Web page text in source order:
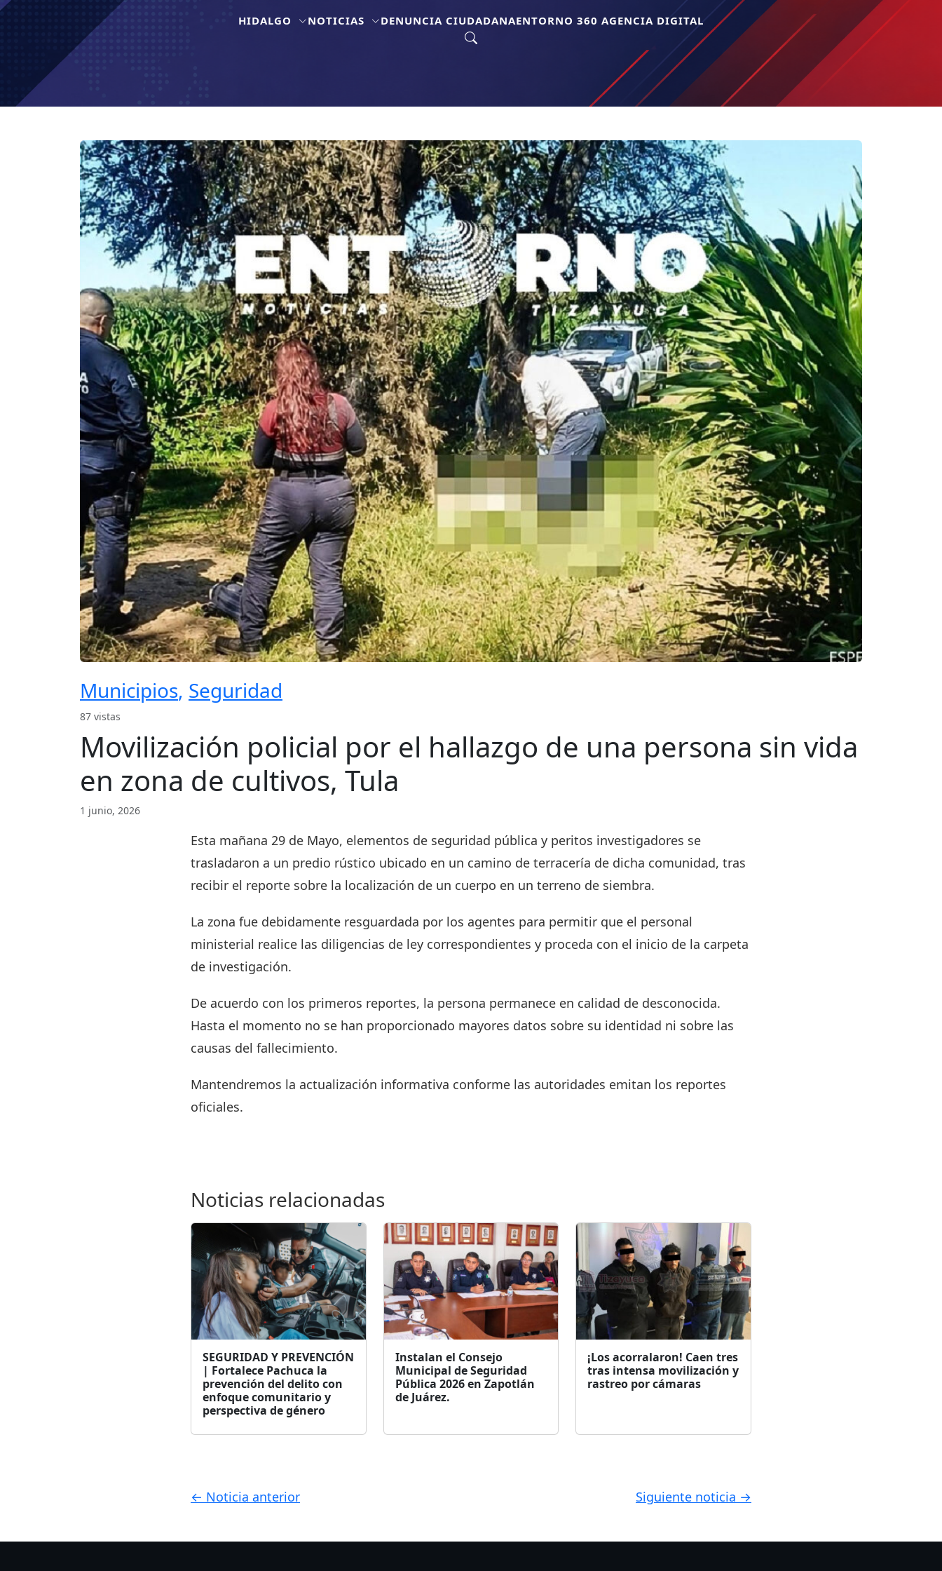
HIDALGO NOTICIAS DENUNCIA CIUDADANAENTORNO 360 AGENCIA DIGITAL
Municipios, Seguridad
87 vistas
Movilización policial por el hallazgo de una persona sin vida
en zona de cultivos, Tula
1 junio, 2026
Esta mañana 29 de Mayo, elementos de seguridad pública y peritos investigadores se
trasladaron a un predio rústico ubicado en un camino de terracería de dicha comunidad, tras
recibir el reporte sobre la localización de un cuerpo en un terreno de siembra.
La zona fue debidamente resguardada por los agentes para permitir que el personal
ministerial realice las diligencias de ley correspondientes y proceda con el inicio de la carpeta
de investigación.
De acuerdo con los primeros reportes, la persona permanece en calidad de desconocida.
Hasta el momento no se han proporcionado mayores datos sobre su identidad ni sobre las
causas del fallecimiento.
Mantendremos la actualización informativa conforme las autoridades emitan los reportes
oficiales.
Noticias relacionadas
SEGURIDAD Y PREVENCIÓN
| Fortalece Pachuca la
prevención del delito con
enfoque comunitario y
perspectiva de género
Instalan el Consejo
Municipal de Seguridad
Pública 2026 en Zapotlán
de Juárez.
¡Los acorralaron! Caen tres
tras intensa movilización y
rastreo por cámaras
← Noticia anterior Siguiente noticia →